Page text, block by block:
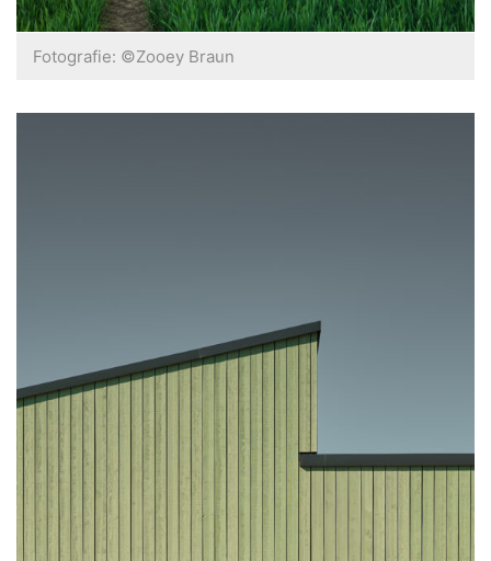
Fotografie: ©Zooey Braun